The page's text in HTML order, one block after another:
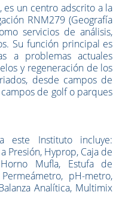
es un centro adscrito a la
RNM279 (Geografía
servicios de análisis,
Su función principal es
a problemas actuales
y regeneración de los
desde campos de
de golf o parques
este Instituto incluye:
Presión, Hyprop, Caja de
Mufla, Estufa de
pH-metro,
Analítica, Multimix